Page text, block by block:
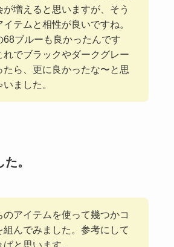
が増えると思いますが、そう
イテムと相性が良いですね。
68ブルーも良かったんです
れでブラックやダークグレー
たら、更に良かったな〜と思
いました。
。
のアイテムを使って幾つかコ
組んでみました。参考にして
と思います。